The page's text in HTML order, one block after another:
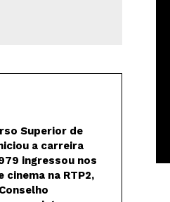
Superior de
a carreira
ingressou nos
na RTP2,